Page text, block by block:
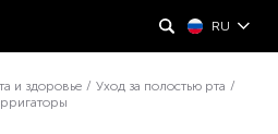
RU
и здоровье / Уход за полостью рта /